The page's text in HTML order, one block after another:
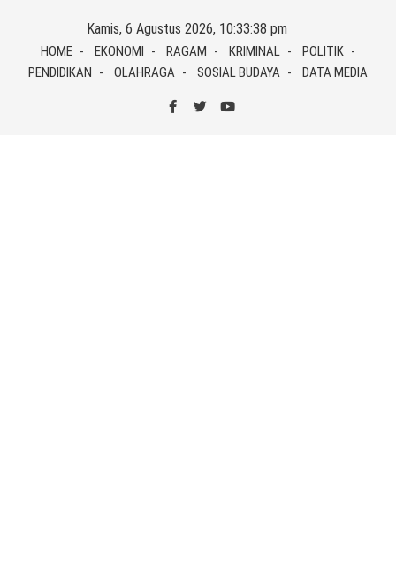
content
Kamis, 6 Agustus 2026, 10:33:39 pm
HOME EKONOMI RAGAM KRIMINAL
POLITIK
PENDIDIKAN
OLAHRAGA SOSIAL BUDAYA DATA MEDIA